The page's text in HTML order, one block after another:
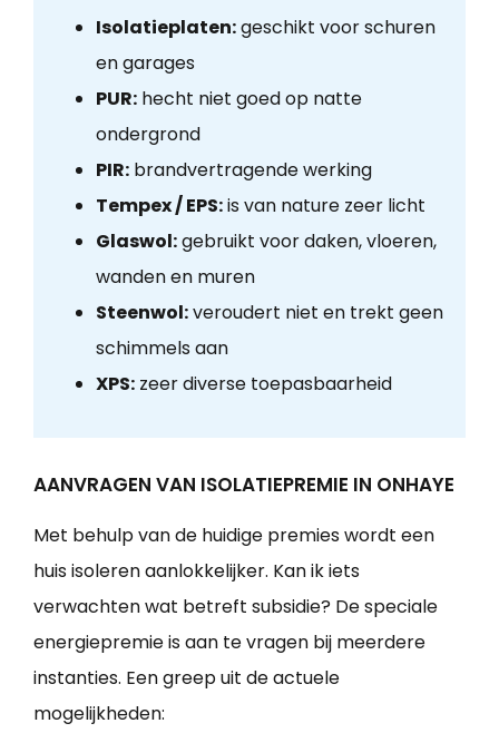
Isolatieplaten:geschikt voor schuren
en garages
PUR:hecht niet goed op natte
ondergrond
PIR:brandvertragende werking
Tempex / EPS:is van nature zeer licht
Glaswol:gebruikt voor daken, vloeren,
wanden en muren
Steenwol:veroudert niet en trekt geen
schimmels aan
XPS:zeer diverse toepasbaarheid
AANVRAGEN VAN ISOLATIEPREMIE IN ONHAYE
Met behulp van de huidige premies wordt een
huis isoleren aanlokkelijker. Kan ik iets
verwachten wat betreft subsidie? De speciale
energiepremie is aan te vragen bij meerdere
instanties. Een greep uit de actuele
mogelijkheden: